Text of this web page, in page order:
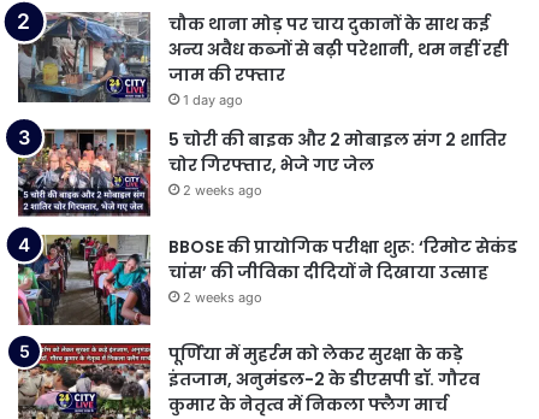
चौक थाना मोड़ पर चाय दुकानों के साथ कई
अन्य अवैध कब्जों से बढ़ी परेशानी, थम नहीं रही
जाम की रफ्तार
1 day ago
5 चोरी की बाइक और 2 मोबाइल संग 2 शातिर
चोर गिरफ्तार, भेजे गए जेल
2 weeks ago
BBOSE की प्रायोगिक परीक्षा शुरू: ‘रिमोट सेकंड
चांस’ की जीविका दीदियों ने दिखाया उत्साह
2 weeks ago
पूर्णिया में मुहर्रम को लेकर सुरक्षा के कड़े
इंतजाम, अनुमंडल-2 के डीएसपी डॉ. गौरव
कुमार के नेतृत्व में निकला फ्लैग मार्च